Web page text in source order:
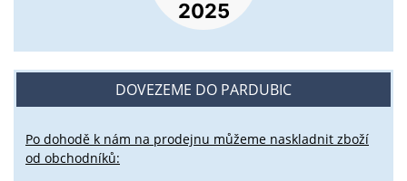
DOVEZEME DO PARDUBIC
Po dohodě k nám na prodejnu můžeme naskladnit zboží
od obchodníků: